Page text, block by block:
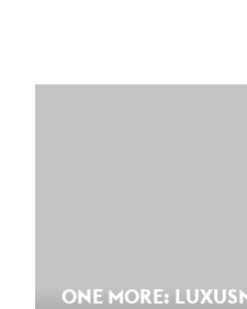
ONE MORE: